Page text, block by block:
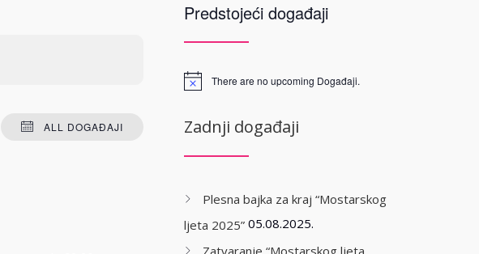
Bosnia and Herzegovina
ALL DOGAĐAJI
Predstojeći događaji
There are no upcoming Događaji.
Zadnji događaji
Plesna bajka za kraj “Mostarskog
ljeta 2025” 05.08.2025.